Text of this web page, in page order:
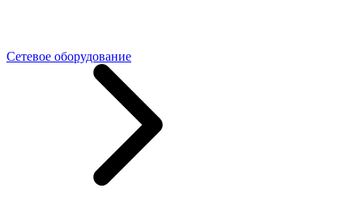
Сетевое оборудование